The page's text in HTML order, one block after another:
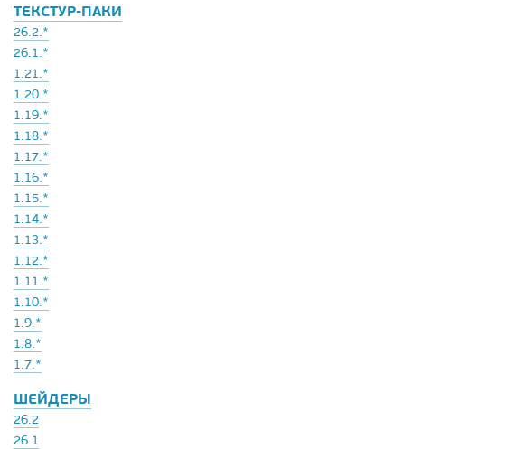
ТЕКСТУР-ПАКИ
26.2.*
26.1.*
1.21.*
1.20.*
1.19.*
1.18.*
1.17.*
1.16.*
1.15.*
1.14.*
1.13.*
1.12.*
1.11.*
1.10.*
1.9.*
1.8.*
1.7.*
ШЕЙДЕРЫ
26.2
26.1